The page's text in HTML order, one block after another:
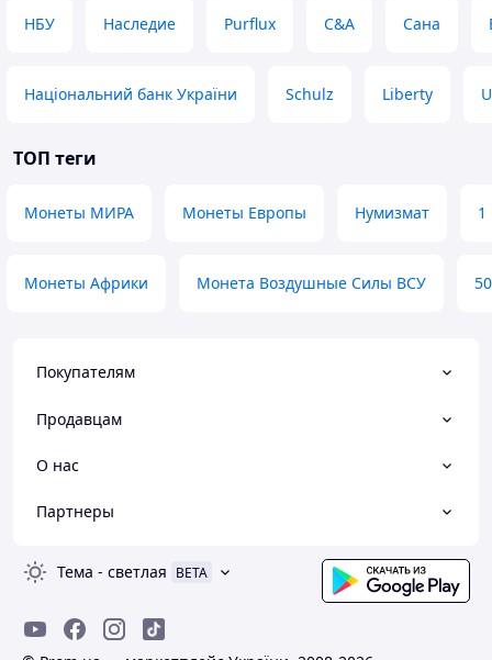
НБУ Наследие Purflux C&A Сана
Національний банк України Schulz Liberty
ТОП теги
Монеты МИРА Монеты Европы Нумизмат 1
Монеты Африки Монета Воздушные Силы ВСУ
Покупателям
Продавцам
О нас
Партнеры
Тема - светлая BETA